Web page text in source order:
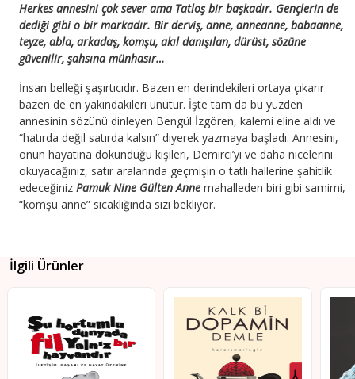
Herkes annesini çok sever ama Tatloş bir başkadır. Gençlerin de
dediği gibi o bir markadır. Bir derviş, anne, anneanne, babaanne,
teyze, abla, arkadaş, komşu, akıl danışılan, dürüst, sözüne
güvenilir, şahsına münhasır…
İnsan belleği şaşırtıcıdır. Bazen en derindekileri ortaya çıkarır
bazen de en yakındakileri unutur. İşte tam da bu yüzden
annesinin sözünü dinleyen Bengül İzgören, kalemi eline aldı ve
“hatırda değil satırda kalsın” diyerek yazmaya başladı. Annesini,
onun hayatına dokunduğu kişileri, Demirci’yi ve daha nicelerini
okuyacağınız, satır aralarında geçmişin o tatlı hallerine şahitlik
edeceğiniz Pamuk Nine Gülten Anne mahalleden biri gibi samimi,
“komşu anne” sıcaklığında sizi bekliyor.
İlgili Ürünler